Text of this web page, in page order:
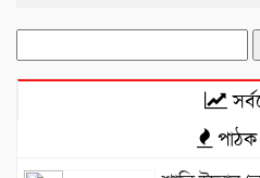
for:
পাঠক